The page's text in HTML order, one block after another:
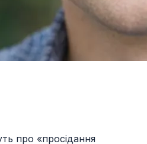
про «просідання